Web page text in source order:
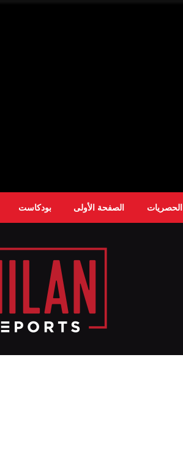
الحصريات الصفحة الأولى بودكاست